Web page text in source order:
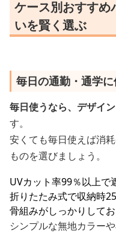
ケース別おすすめ
いを賢く選ぶ
毎日の通勤・通学
毎日使うなら、デザイ
す。
安くても毎日使えば消
ものを選びましょう。
UVカット率99％以上で
折りたたみ式で収納時
骨組みがしっかりして
シンプルな無地カラー